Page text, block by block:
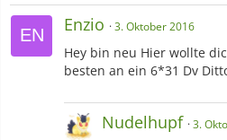
Enzio 3. Oktober 2016
Hey bin neu Hier wollte
besten an ein 6*31 Dv
Nudelhupf 3.